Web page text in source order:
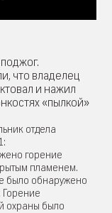
что владелец
и нажил
«пылкой»
отдела
горение
пламенем.
было обнаружено
Горение
охраны было